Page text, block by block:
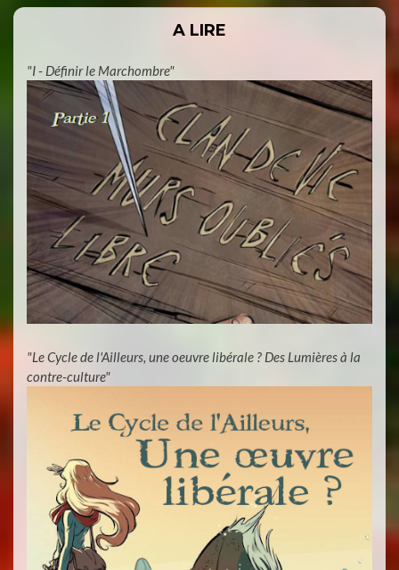
A LIRE
"I - Définir le Marchombre"
"Le Cycle de l'Ailleurs, une oeuvre libérale ? Des Lumières à la
contre-culture"